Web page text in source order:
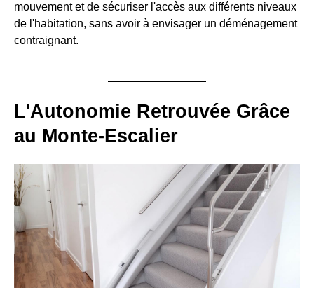
mouvement et de sécuriser l'accès aux différents niveaux
de l'habitation, sans avoir à envisager un déménagement
contraignant.
L'Autonomie Retrouvée Grâce
au Monte-Escalier